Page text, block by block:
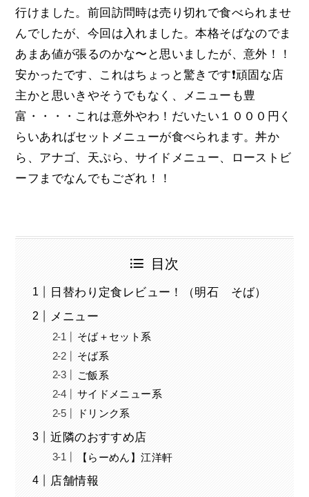
行けました。前回訪問時は売り切れで食べられませ
んでしたが、今回は入れました。本格そばなのでま
あまあ値が張るのかな〜と思いましたが、意外！！
安かったです、これはちょっと驚きです❗️頑固な店
主かと思いきやそうでもなく、メニューも豊
富・・・・これは意外やわ！だいたい１０００円く
らいあればセットメニューが食べられます。丼か
ら、アナゴ、天ぷら、サイドメニュー、ローストビ
ーフまでなんでもござれ！！
目次
日替わり定食レビュー！（明石 そば）
メニュー
そば＋セット系
そば系
ご飯系
サイドメニュー系
ドリンク系
近隣のおすすめ店
【らーめん】江洋軒
店舗情報